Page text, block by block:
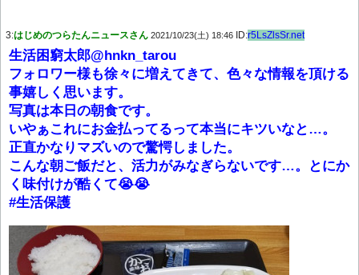
3:はじめのつらたんニュースさん 2021/10/23(土) 18:46 ID:r5LsZlsSr.net
生活困窮太郎@hnkn_tarou
フォロワー様も徐々に増えてきて、色々な情報を頂ける
事嬉しく思います。
写真は本日の朝食です。
いやぁこれにお金払ってるって本当にキツいなと…。
正直かなりマズいので驚愕しました。
こんな朝ご飯だと、活力がみなぎらないです…。とにか
く味付けが酷くて😭😭
#生活保護